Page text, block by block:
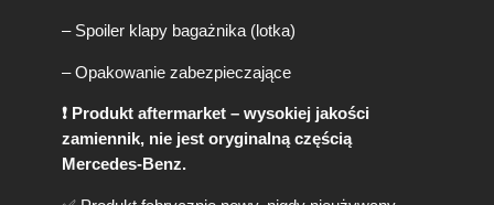
C
z
a
n
– Spoiler klapy bagażnika (lotka)
– Opakowanie zabezpieczające
❗ Produkt aftermarket – wysokiej jakości
zamiennik, nie jest oryginalną częścią
Mercedes-Benz.